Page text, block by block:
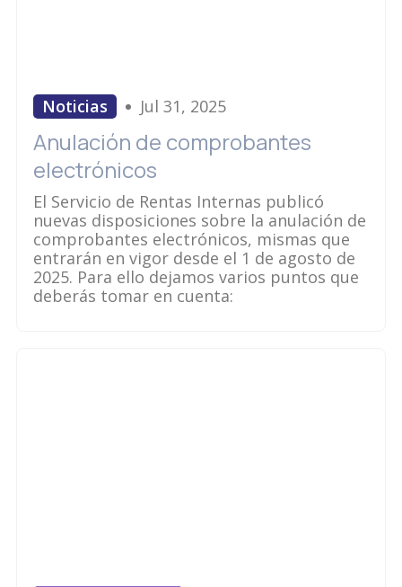
Noticias Jul 31, 2025
Anulación de comprobantes
electrónicos
El Servicio de Rentas Internas publicó
nuevas disposiciones sobre la anulación de
comprobantes electrónicos, mismas que
entrarán en vigor desde el 1 de agosto de
2025. Para ello dejamos varios puntos que
deberás tomar en cuenta: